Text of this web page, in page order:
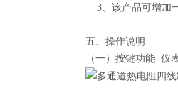
3、该产品可增加
五、操作说明
（一）按键功能 仪